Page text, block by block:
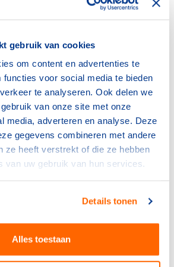
gebruik van cookies
om content en advertenties te
functies voor social media te bieden
te analyseren. Ook delen we
van onze site met onze
media, adverteren en analyse. Deze
gegevens combineren met andere
ze heeft verstrekt of die ze hebben
van uw gebruik van hun services.
Details tonen
Alles toestaan
NOC*NSF
Sport en bewegen als basis
voor een sterke provincie
NOC*NSF
Frankrijk kiest voor Thialf:
olympisch schaatsen 2030 in
Heerenveen
Framework
24 juni 2026